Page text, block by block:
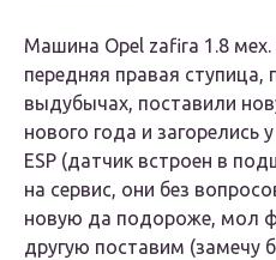
Машина Opel zafira 1.8 мех.
передняя правая ступица,
выдубычах, поставили
нового года и загорелись
ESP (датчик встроен в
на сервис, они без
новую да подороже, мол
другую поставим (замечу